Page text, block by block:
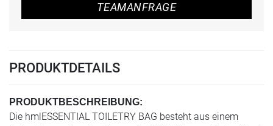
TEAMANFRAGE
PRODUKTDETAILS
PRODUKTBESCHREIBUNG:
Die hmlESSENTIAL TOILETRY BAG besteht aus einem